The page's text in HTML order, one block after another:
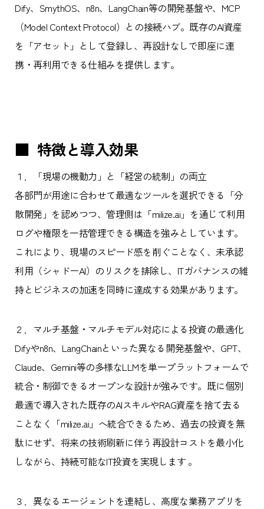
Dify、SmythOS、n8n、LangChain等の開発基盤や、MCP
（Model Context Protocol）との接続ハブ。既存のAI資産
を「アセット」として登録し、再設計なしで即座に連
携・再利用できる仕組みを提供します。
■ 特徴と導入効果
１．「現場の機動力」と「経営の統制」の両立
各部門が用途に合わせて最適なツールを選択できる「分
散開発」を認めつつ、管理側は「milize.ai」を通じて利用
ログや権限を一括管理できる構造を強みとしています。
これにより、現場のスピード感を削ぐことなく、未承認
利用（シャドーAI）のリスクを排除し、ITガバナンスの維
持とビジネスの加速を同時に達成する効果があります。
２．マルチ基盤・マルチモデル対応による投資の最適化
Difyやn8n、LangChainといった異なる開発基盤や、GPT、
Claude、Gemini等の多様なLLMを単一プラットフォームで
統合・制御できるオープンな設計が強みです。既に個別
最適で導入された既存のAIスキルやRAG資産を捨て去る
ことなく「milize.ai」へ統合できるため、過去の投資を無
駄にせず、将来の技術刷新に伴う再設計コストを最小化
しながら、持続可能なIT投資を実現します 。
３．異なるエージェントを連結し、高度な業務アプリを